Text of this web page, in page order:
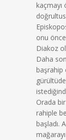
kaçmayı
onu
Diakoz
Daha
başrahip
Orada
rahiple
başladı.